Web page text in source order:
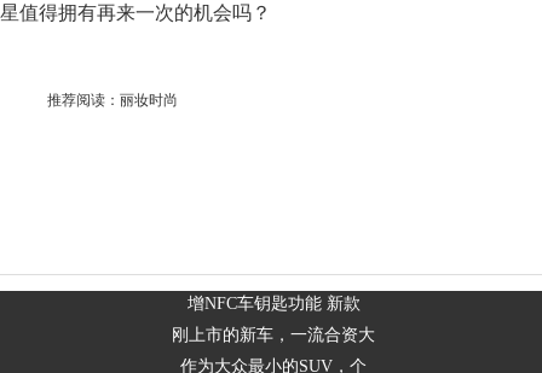
星值得拥有再来一次的机会吗？
推荐阅读： 丽妆时尚
增NFC车钥匙功能 新款
刚上市的新车，一流合资大
作为大众最小的SUV，个